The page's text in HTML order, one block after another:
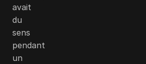
avait
du
sens
pendant
un